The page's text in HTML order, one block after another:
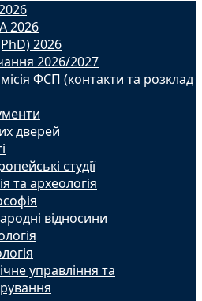
2026
2026
2026/2027
ФСП (контакти та розклад
дверей
студії
та археологія
відносини
управління та